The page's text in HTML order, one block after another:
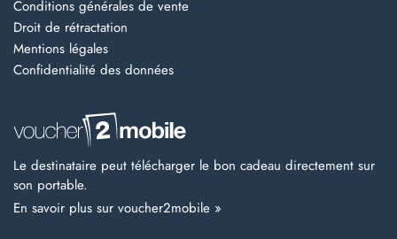
Conditions générales de vente
Droit de rétractation
Mentions légales
Confidentialité des données
Le destinataire peut télécharger le bon cadeau directement sur
son portable.
En savoir plus sur voucher2mobile »